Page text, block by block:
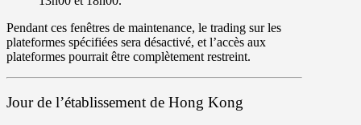
Pendant ces fenêtres de maintenance, le trading sur les
plateformes spécifiées sera désactivé, et l’accès aux
plateformes pourrait être complètement restreint.
Jour de l’établissement de Hong Kong